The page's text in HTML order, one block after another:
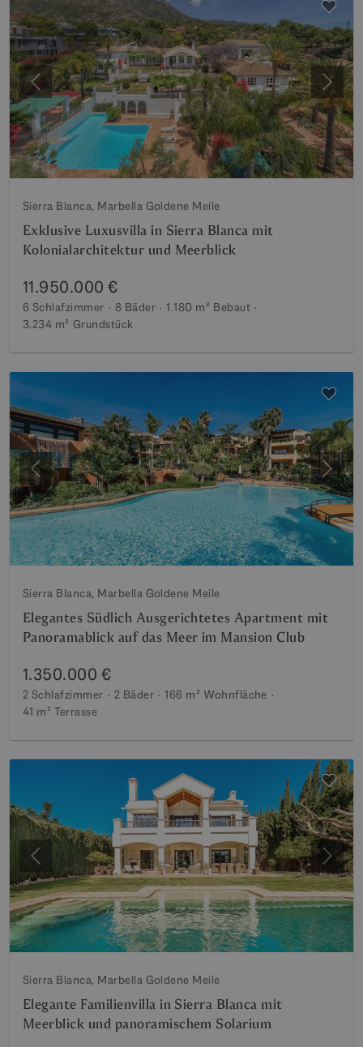
Vorherige
Sierra Blanca, Marbella Goldene Meile
Exklusive Luxusvilla in Sierra Blanca mit
Kolonialarchitektur und Meerblick
11.950.000 €
6 Schlafzimmer 8 Bäder 1.180 m² Bebaut
3.234 m² Grundstück
Vorherige
Sierra Blanca, Marbella Goldene Meile
Elegantes Südlich Ausgerichtetes Apartment mit
Panoramablick auf das Meer im Mansion Club
1.350.000 €
2 Schlafzimmer 2 Bäder 166 m² Wohnfläche
41 m² Terrasse
Vorherige
Sierra Blanca, Marbella Goldene Meile
Elegante Familienvilla in Sierra Blanca mit
Meerblick und panoramischem Solarium